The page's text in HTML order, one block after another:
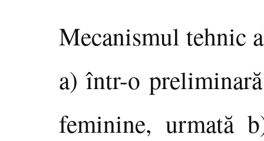
Mecanismul tehnic
a) într-o
feminine, urmată